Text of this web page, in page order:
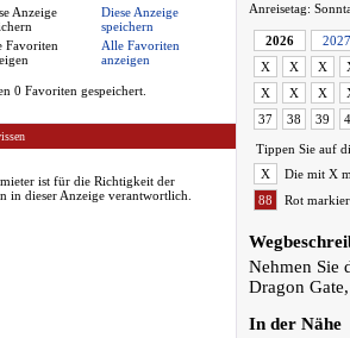
Diese Anzeige
speichern
Alle Favoriten
anzeigen
0 Favoriten gespeichert.
ist für die Richtigkeit der
in dieser Anzeige verantwortlich.
Anreisetag:
2026
2027
X
X X
X
X X
37
38 39
Tippen Sie auf
X
Die mit X
88
Rot
Nehmen Sie
Dragon
In der Nähe